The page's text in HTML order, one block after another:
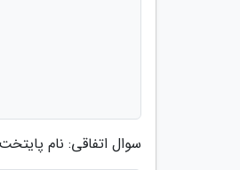
سوال اتفاقی: نام